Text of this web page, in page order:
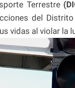
Terrestre
del
vidas al violar la